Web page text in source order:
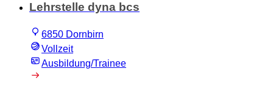
Lehrstelle dyna bcs
6850 Dornbirn
Vollzeit
Ausbildung/Trainee